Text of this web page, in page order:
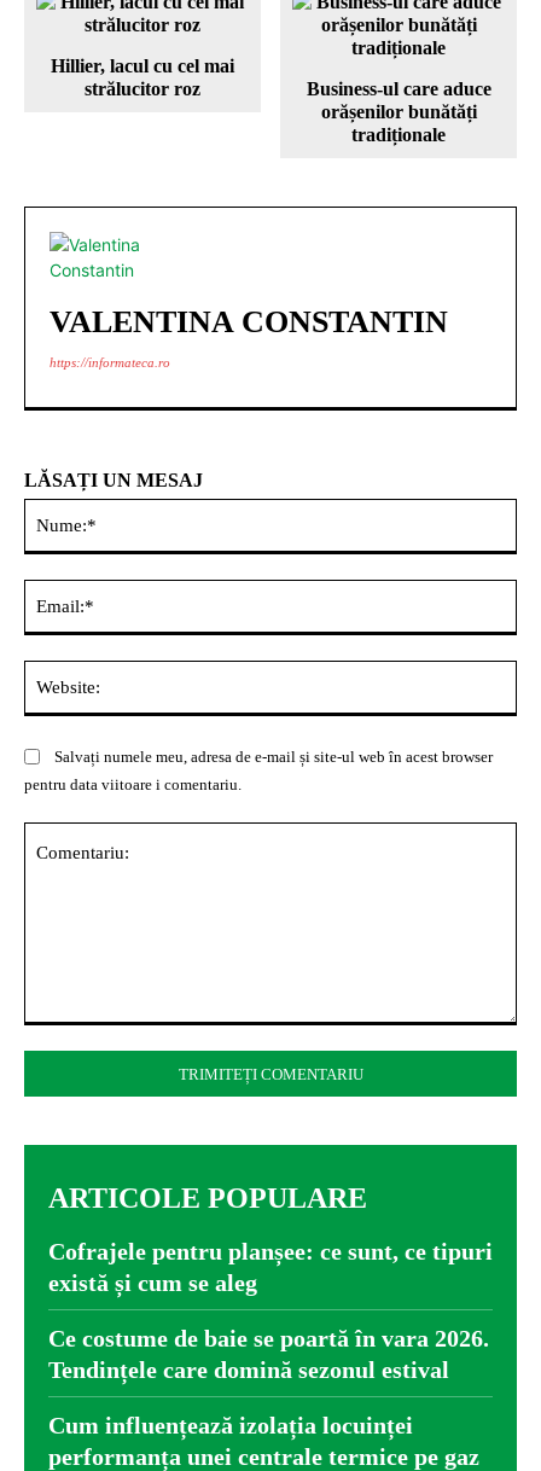
Hillier, lacul cu cel mai
strălucitor roz
Business-ul care aduce
orășenilor bunătăți
tradiționale
VALENTINA CONSTANTIN
https://informateca.ro
LĂSAȚI UN MESAJ
Salvați numele meu, adresa de e-mail și site-ul web în acest browser
pentru data viitoare i comentariu.
ARTICOLE POPULARE
Cofrajele pentru planșee: ce sunt, ce tipuri
există și cum se aleg
Ce costume de baie se poartă în vara 2026.
Tendințele care domină sezonul estival
Cum influențează izolația locuinței
performanța unei centrale termice pe gaz